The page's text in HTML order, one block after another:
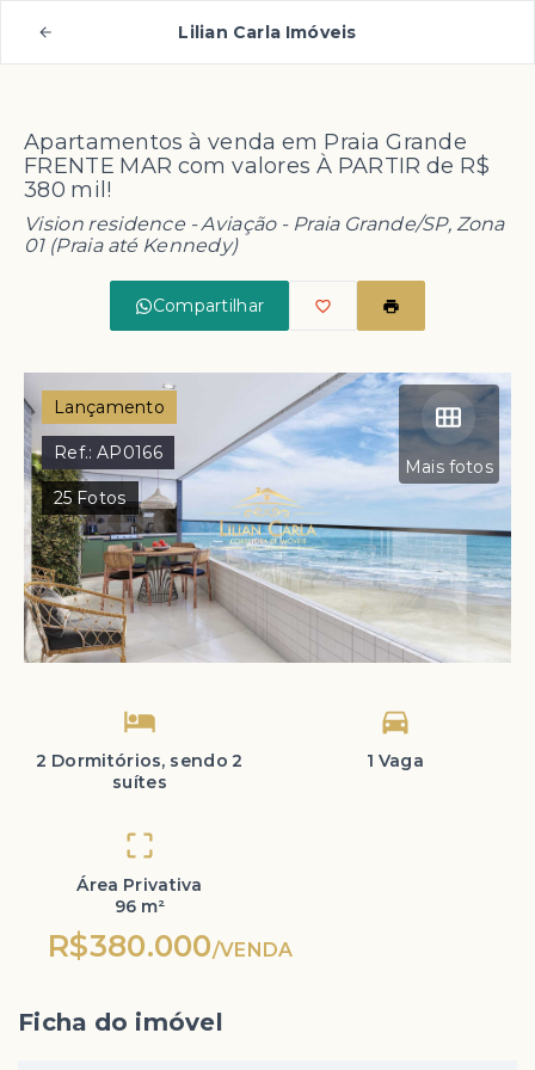
Lilian Carla Imóveis
Apartamentos à venda em Praia Grande
FRENTE MAR com valores À PARTIR de R$
380 mil!
Vision residence -Aviação - Praia Grande/SP, Zona
01 (Praia até Kennedy)
Compartilhar
Mais fotos
Lançamento
Ref.:AP0166
25Fotos
2 Dormitórios, sendo 2
suítes
1 Vaga
Área Privativa
96 m²
R$380.000/VENDA
Ficha do imóvel